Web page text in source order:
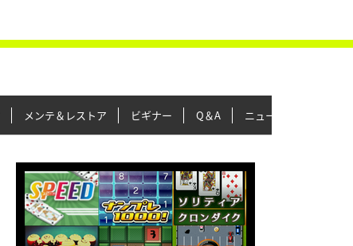
メンテ＆レストア ビギナー Q＆A ニュース＆トピックス